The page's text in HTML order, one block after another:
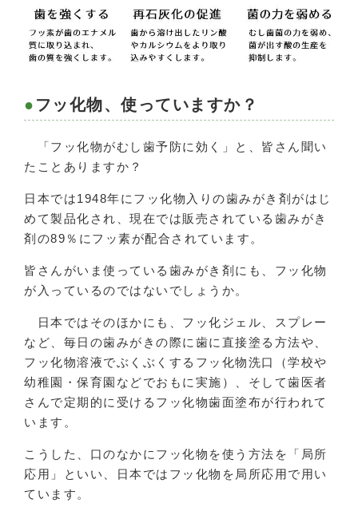
フッ化物、使っていますか？
「フッ化物がむし歯予防に効く」と、皆さん聞い
たことありますか？
日本では1948年にフッ化物入りの歯みがき剤がはじ
めて製品化され、現在では販売されている歯みがき
剤の89％にフッ素が配合されています。
皆さんがいま使っている歯みがき剤にも、フッ化物
が入っているのではないでしょうか。
日本ではそのほかにも、フッ化ジェル、スプレー
など、毎日の歯みがきの際に歯に直接塗る方法や、
フッ化物溶液でぶくぶくするフッ化物洗口（学校や
幼稚園・保育園などでおもに実施）、そして歯医者
さんで定期的に受けるフッ化物歯面塗布が行われて
います。
こうした、口のなかにフッ化物を使う方法を「局所
応用」といい、日本ではフッ化物を局所応用で用い
ています。